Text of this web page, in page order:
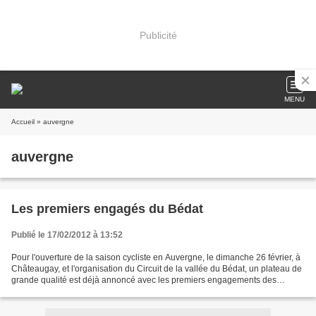
Publicité
MENU
Accueil » auvergne
auvergne
Les premiers engagés du Bédat
Publié le 17/02/2012 à 13:52
Pour l'ouverture de la saison cycliste en Auvergne, le dimanche 26 février, à
Châteaugay, et l'organisation du Circuit de la vallée du Bédat, un plateau de
grande qualité est déjà annoncé avec les premiers engagements des